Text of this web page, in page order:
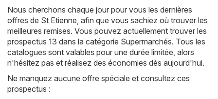
Nous cherchons chaque jour pour vous les dernières
offres de St Etienne, afin que vous sachiez où trouver les
meilleures remises. Vous pouvez actuellement trouver les
prospectus 13 dans la catégorie Supermarchés. Tous les
catalogues sont valables pour une durée limitée, alors
n'hésitez pas et réalisez des économies dès aujourd'hui.
Ne manquez aucune offre spéciale et consultez ces
prospectus :